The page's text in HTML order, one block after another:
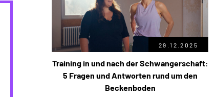
29.12.2025
Training in und nach der Schwangerschaft:
5 Fragen und Antworten rund um den
Beckenboden